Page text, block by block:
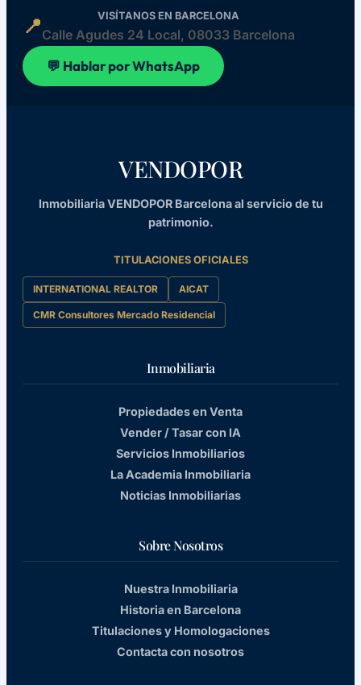
📍 VISÍTANOS EN BARCELONA
Calle Agudes 24 Local, 08033 Barcelona
💬 Hablar por WhatsApp
VENDOPOR
Inmobiliaria VENDOPOR Barcelona al servicio de tu
patrimonio.
TITULACIONES OFICIALES
INTERNATIONAL REALTOR AICAT
CMR Consultores Mercado Residencial
Inmobiliaria
Propiedades en Venta
Vender / Tasar con IA
Servicios Inmobiliarios
La Academia Inmobiliaria
Noticias Inmobiliarias
Sobre Nosotros
Nuestra Inmobiliaria
Historia en Barcelona
Titulaciones y Homologaciones
Contacta con nosotros